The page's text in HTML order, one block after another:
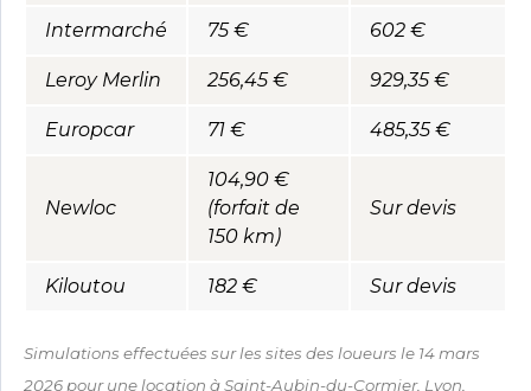
Intermarché 75 € 602 €
Leroy Merlin 256,45 € 929,35 €
Europcar 71 € 485,35 €
Newloc
104,90 €
(forfait de
150 km)
Sur devis
Kiloutou 182 € Sur devis
Simulations effectuées sur les sites des loueurs le 14 mars
2026 pour une location à Saint-Aubin-du-Cormier, Lyon,